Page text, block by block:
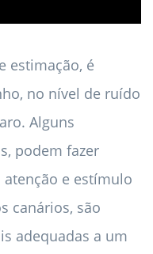
estimação, é
no nível de ruído
Alguns
podem fazer
e estímulo
canários, são
adequadas a um